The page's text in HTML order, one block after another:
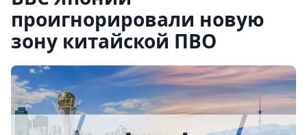
проигнорировали новую
зону китайской ПВО